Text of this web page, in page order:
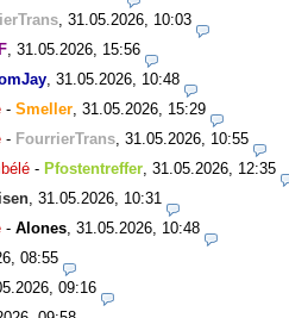
31.05.2026, 10:03
31.05.2026, 15:56
31.05.2026, 10:48
- Smeller 31.05.2026, 15:29
- FourrierTrans 31.05.2026, 10:55
- Pfostentreffer 31.05.2026, 12:35
31.05.2026, 10:31
- Alones 31.05.2026, 10:48
08:55
09:16